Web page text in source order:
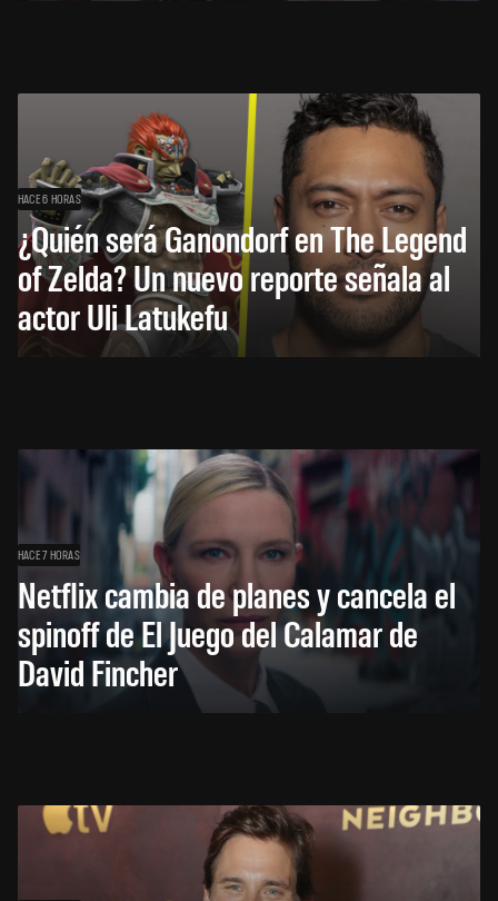
HACE 6 HORAS
¿Quién será Ganondorf en The Legend
of Zelda? Un nuevo reporte señala al
actor Uli Latukefu
HACE 7 HORAS
Netflix cambia de planes y cancela el
spinoff de El Juego del Calamar de
David Fincher